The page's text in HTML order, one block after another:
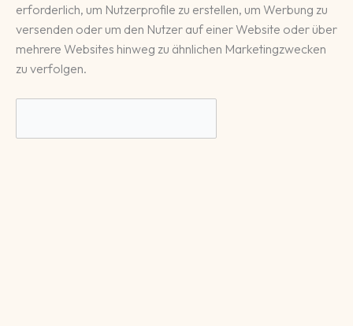
erforderlich, um Nutzerprofile zu erstellen, um Werbung zu
versenden oder um den Nutzer auf einer Website oder über
mehrere Websites hinweg zu ähnlichen Marketingzwecken
zu verfolgen.